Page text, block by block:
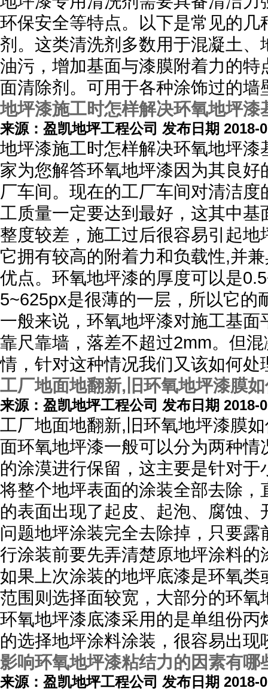
环保安全等特点。以下是常见的
剂。这类清洗剂多数用于混凝土
油污，增加基面与漆膜附着力的
面清除剂。可用于各种涂饰过的
地坪漆施工时怎样解决环氧地坪漆
来源：盈凯地坪工程公司 发布日期 2018-
地坪漆施工时怎样解决环氧地坪
家为您解答环氧地坪漆因为其良
厂车间。现在的工厂车间对清洁
工质量一定要达到最好，这其中
整度较差，施工过后很容易引起
它拥有较高的附着力和负载性,并
优点。环氧地坪漆的厚度可以是
5~625px是很薄的一层，所以它的
一般来说，环氧地坪漆对施工基
靠尺靠墙，落差不超过2mm。但
情，针对这种情况我们又该如何处
工厂地面地翻新,旧环氧地坪漆膜
来源：盈凯地坪工程公司 发布日期 2018-
工厂地面地翻新,旧环氧地坪漆膜
面环氧地坪漆一般可以分为两种
的涂漠进行保留，这主要是针对
将整个地坪表面的涂装全部去除
的表面出现了起皮、起泡、腐蚀
问题地坪涂装完全去除掉，只要
行涂装前要先弄清楚原地坪涂料
如果上次涂装的地坪底漆是环氧
范围则选择面较宽，大部分的环
环氧地坪漆底漆采用的是单组份
的选择地坪涂料涂装，很容易出
影响环氧地坪漆粘结力的因素有哪
来源：盈凯地坪工程公司 发布日期 2018-